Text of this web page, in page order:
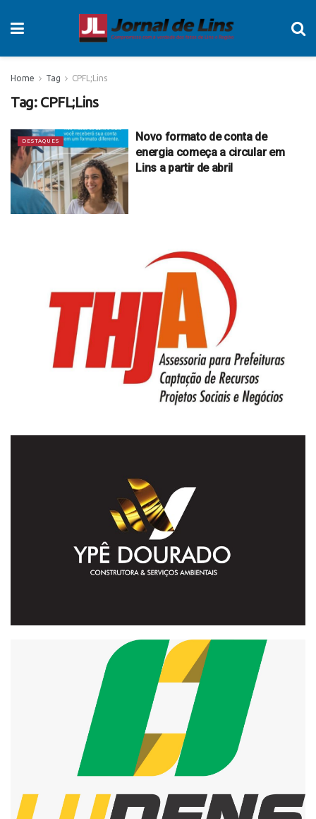
Home Tag CPFL;Lins
Tag: CPFL;Lins
DESTAQUES
Novo formato de conta de
energia começa a circular em
Lins a partir de abril